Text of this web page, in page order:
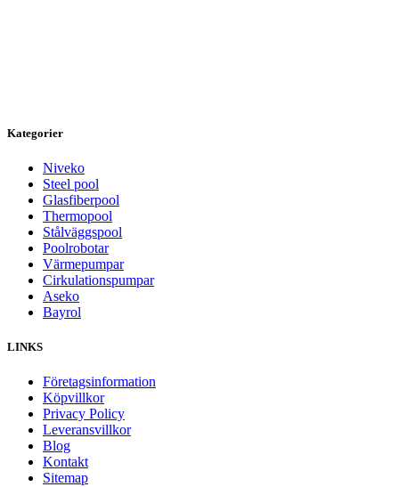
Kategorier
Niveko
Steel pool
Glasfiberpool
Thermopool
Stålväggspool
Poolrobotar
Värmepumpar
Cirkulationspumpar
Aseko
Bayrol
LINKS
Företagsinformation
Köpvillkor
Privacy Policy
Leveransvillkor
Blog
Kontakt
Sitemap